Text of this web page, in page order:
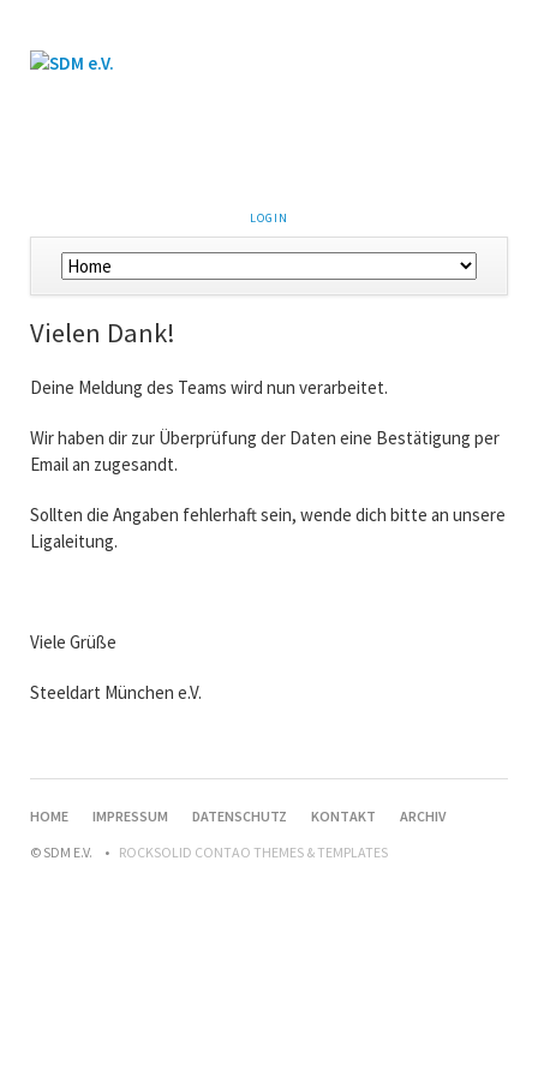
LOGIN
Vielen Dank!
Deine Meldung des Teams wird nun verarbeitet.
Wir haben dir zur Überprüfung der Daten eine Bestätigung per
Email an zugesandt.
Sollten die Angaben fehlerhaft sein, wende dich bitte an unsere
Ligaleitung.
Viele Grüße
Steeldart München e.V.
HOME IMPRESSUM DATENSCHUTZ KONTAKT
ARCHIV
© SDM E.V.
ROCKSOLID CONTAO THEMES & TEMPLATES